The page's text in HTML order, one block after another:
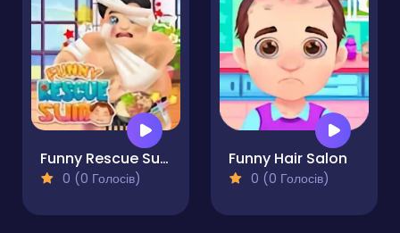
Funny Rescue Sumo
0 (0 Голосів)
Funny Hair Salon
0 (0 Голосів)